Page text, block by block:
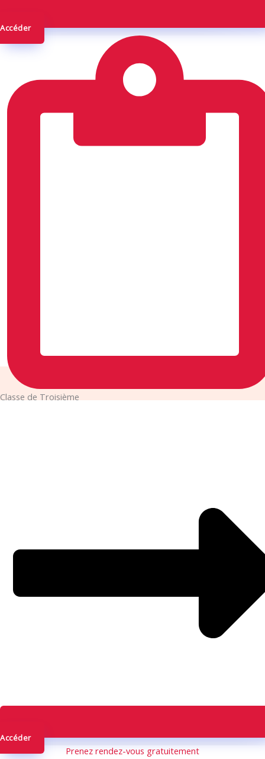
Accéder
Classe de Troisième
Accéder
Prenez rendez-vous gratuitement